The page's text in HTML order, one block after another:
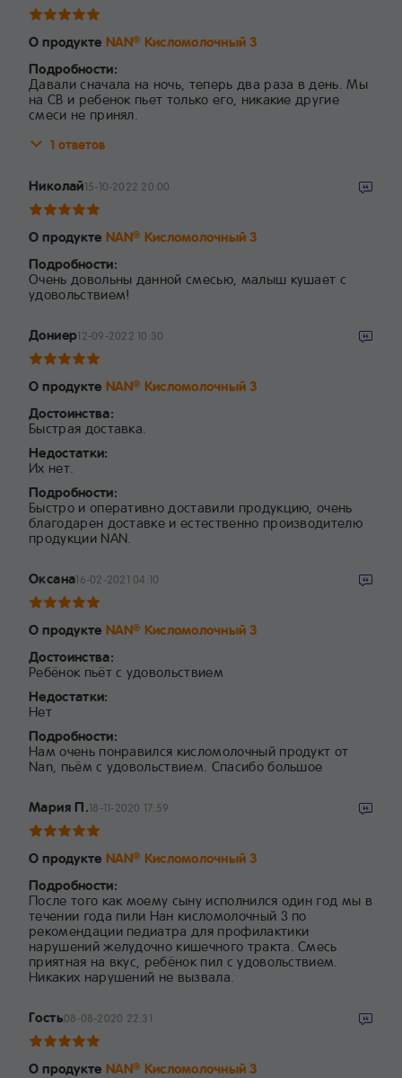
О продукте NAN® Кисломолочный 3
Подробности:
Давали сначала на ночь, теперь два раза в день. Мы
на СВ и ребенок пьет только его, никакие другие
смеси не принял.
1 ответов
Николай15-10-2022 20:00
О продукте NAN® Кисломолочный 3
Подробности:
Очень довольны данной смесью, малыш кушает с
удовольствием!
Дониер12-09-2022 10:30
О продукте NAN® Кисломолочный 3
Достоинства:
Быстрая доставка.
Недостатки:
Их нет.
Подробности:
Быстро и оперативно доставили продукцию, очень
благодарен доставке и естественно производителю
продукции NAN.
Оксана16-02-2021 04:10
О продукте NAN® Кисломолочный 3
Достоинства:
Ребёнок пьёт с удовольствием
Недостатки:
Нет
Подробности:
Нам очень понравился кисломолочный продукт от
Nan, пьём с удовольствием. Спасибо большое
Мария П.18-11-2020 17:59
О продукте NAN® Кисломолочный 3
Подробности:
После того как моему сыну исполнился один год мы в
течении года пили Нан кисломолочный 3 по
рекомендации педиатра для профилактики
нарушений желудочно кишечного тракта. Смесь
приятная на вкус, ребёнок пил с удовольствием.
Никаких нарушений не вызвала.
Гость08-08-2020 22:31
О продукте NAN® Кисломолочный 3